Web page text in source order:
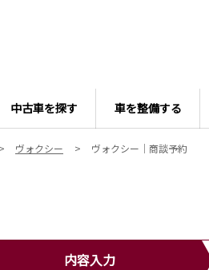
中古車を探す 車を整備する
ヴォクシー ヴォクシー｜商談予約
内容入力